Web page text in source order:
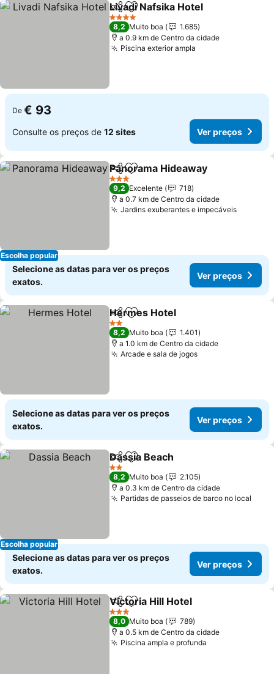
PartilharAdicionar aos favoritos
Livadi Nafsika Hotel
4 Estrelas
8,2 Muito boa
1.685
a 0.9 km de Centro da cidade
Piscina exterior ampla
De € 93
Consulte os preços de 12 sites Ver preços
Escolha popular
PartilharAdicionar aos favoritos
Panorama Hideaway
3 Estrelas
9,2 Excelente
718
a 0.7 km de Centro da cidade
Jardins exuberantes e impecáveisVer
Selecione as datas para ver os preços
exatos.
Ver preços
PartilharAdicionar aos favoritos
Hermes Hotel
2 Estrelas
8,2 Muito boa
1.401
a 1.0 km de Centro da cidade
Arcade e sala de jogosVer preços
Selecione as datas para ver os preços
exatos.
Ver preços
Escolha popular
PartilharAdicionar aos favoritos
Dassia Beach
2 Estrelas
8,2 Muito boa
2.105
a 0.3 km de Centro da cidade
Partidas de passeios de barco no local
Selecione as datas para ver os preços
exatos.
Ver preços
PartilharAdicionar aos favoritos
Victoria Hill Hotel
3 Estrelas
8,0 Muito boa
789
a 0.5 km de Centro da cidade
Piscina ampla e profunda